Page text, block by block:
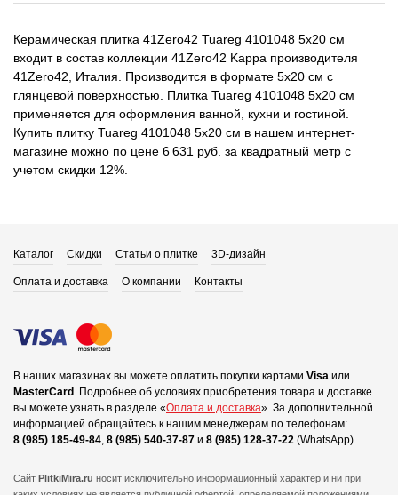
Керамическая плитка 41Zero42 Tuareg 4101048 5x20 см
входит в состав коллекции 41Zero42 Kappa производителя
41Zero42, Италия. Производится в формате 5x20 см с
глянцевой поверхностью. Плитка Tuareg 4101048 5x20 см
применяется для оформления ванной, кухни и гостиной.
Купить плитку Tuareg 4101048 5x20 см в нашем интернет-
магазине можно по цене 6 631 руб. за квадратный метр с
учетом скидки 12%.
Каталог Скидки Статьи о плитке 3D-дизайн
Оплата и доставка О компании Контакты
В наших магазинах вы можете оплатить покупки картами Visa или
MasterCard . Подробнее об условиях приобретения товара и доставке
вы можете узнать в разделе «Оплата и доставка». За дополнительной
информацией обращайтесь к нашим менеджерам по телефонам:
8 (985) 185-49-84, 8 (985) 540-37-87 и 8 (985) 128-37-22 (WhatsApp).
Сайт PlitkiMira.ru носит исключительно информационный характер и ни при